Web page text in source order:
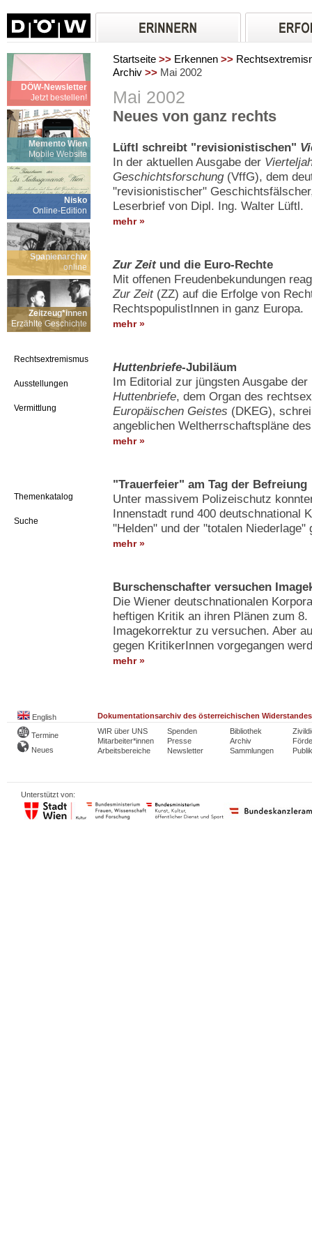
DÖW-Newsletter
Jetzt bestellen!
Memento Wien
Mobile Website
Nisko
Online-Edition
Spanienarchiv
online
Zeitzeug*innen
Erzählte Geschichte
Rechtsextremismus
Ausstellungen
Vermittlung
Themenkatalog
Suche
Startseite >> Erkennen >>
Archiv >> Mai 2002
Mai 2002
Neues von ganz rechts
Lüftl schreibt "revisionistischen"
In der aktuellen Ausgabe der
Geschichtsforschung(VffG), dem
"revisionistischer"
Leserbrief von Dipl. Ing. Walter Lüftl.
mehr »
Zur Zeitund die Euro-Rechte
Mit offenen Freudenbekundungen
Zur Zeit(ZZ) auf die Erfolge von
RechtspopulistInnen in ganz Europa.
mehr »
Huttenbriefe-Jubiläum
Im Editorial zur jüngsten Ausgabe
Huttenbriefe, dem Organ des
Europäischen Geistes (DKEG),
angeblichen Weltherrschaftspläne
mehr »
"Trauerfeier" am Tag der Befreiung
Unter massivem Polizeischutz
Innenstadt rund 400 deutschnational
"Helden" und der "totalen Niederlage"
mehr »
Burschenschafter versuchen
Die Wiener deutschnationalen
heftigen Kritik an ihren Plänen zum
Imagekorrektur zu versuchen. Aber
gegen KritikerInnen vorgegangen
mehr »
English Dokumentationsarchiv des österreichischen Widerstandes
Termine
Neues
WIR über UNS
Mitarbeiter*innen
Arbeitsbereiche
Spenden
Presse
Newsletter
Bibliothek
Archiv
Sammlungen
Unterstützt von: